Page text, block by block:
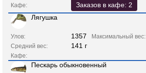
Кафе:
Заказов в кафе: 2
Лягушка
Улов: 1357 Максимальный вес:
Средний вес: 141 г
Кафе:
Пескарь обыкновенный